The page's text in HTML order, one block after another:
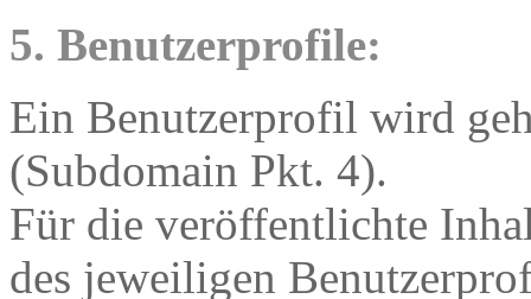
5. Benutzerprofile:
Ein Benutzerprofil wird
(Subdomain Pkt. 4).
Für die veröffentlichte
des jeweiligen